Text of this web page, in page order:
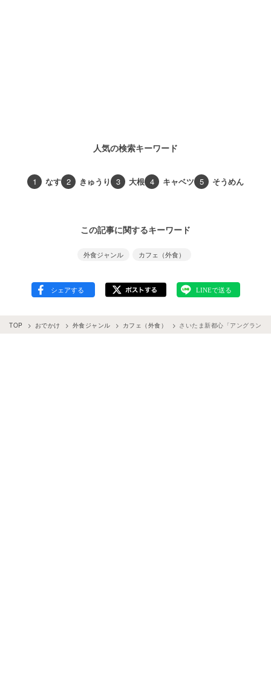
人気の検索キーワード
1 なす 2 きゅうり 3 大根 4 キャベツ 5 そうめん
この記事に関するキーワード
外食ジャンル カフェ（外食）
TOP おでかけ 外食ジャンル カフェ（外食） さいたま新都心「アングラン